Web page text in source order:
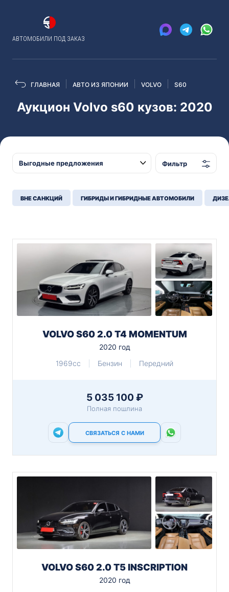
АВТОМОБИЛИ ПОД ЗАКАЗ
ГЛАВНАЯ АВТО ИЗ ЯПОНИИ VOLVO S60
Аукцион Volvo s60 кузов: 2020
Фильтр
ВНЕ САНКЦИЙ ГИБРИДЫ И ГИБРИДНЫЕ АВТОМОБИЛИ
VOLVO S60 2.0 T4 MOMENTUM
2020 год
1969cc
Бензин Передний
5 035 100 ₽
Полная пошлина
СВЯЗАТЬСЯ С НАМИ
VOLVO S60 2.0 T5 INSCRIPTION
2020 год